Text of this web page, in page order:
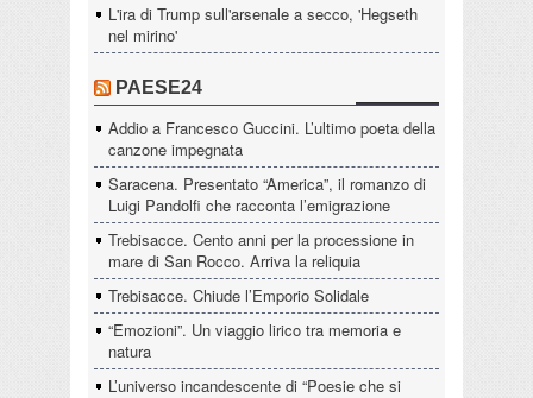
L'ira di Trump sull'arsenale a secco, 'Hegseth
nel mirino'
PAESE24
Addio a Francesco Guccini. L’ultimo poeta della
canzone impegnata
Saracena. Presentato “America”, il romanzo di
Luigi Pandolfi che racconta l’emigrazione
Trebisacce. Cento anni per la processione in
mare di San Rocco. Arriva la reliquia
Trebisacce. Chiude l’Emporio Solidale
“Emozioni”. Un viaggio lirico tra memoria e
natura
L’universo incandescente di “Poesie che si